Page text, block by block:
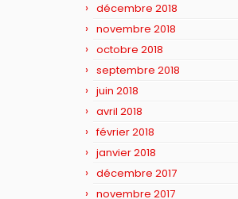
décembre 2018
novembre 2018
octobre 2018
septembre 2018
juin 2018
avril 2018
février 2018
janvier 2018
décembre 2017
novembre 2017